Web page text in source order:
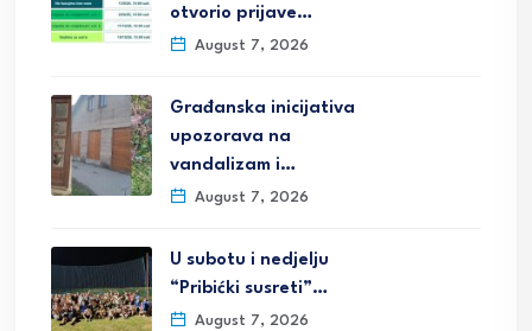
otvorio prijave…
August 7, 2026
Građanska inicijativa
upozorava na
vandalizam i…
August 7, 2026
U subotu i nedjelju
“Pribićki susreti”…
August 7, 2026